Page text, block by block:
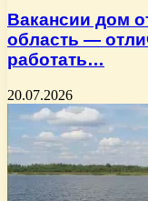
Вакансии дом
область —
работать…
20.07.2026